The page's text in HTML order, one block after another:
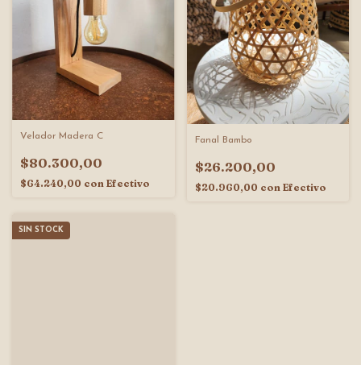
Velador Madera C
$80.300,00
$64.240,00 con Efectivo
Fanal Bambo
$26.200,00
$20.960,00 con Efectivo
SIN STOCK